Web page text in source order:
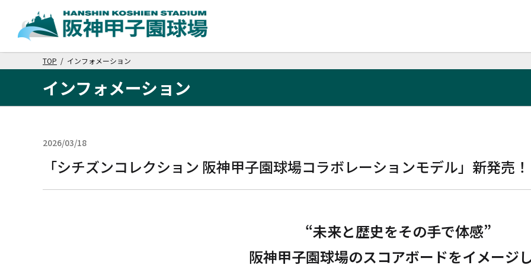
TOP / インフォメーション
インフォメーション
2026/03/18
「シチズンコレクション 阪神甲子園球場コラボレーションモデル」新発売！
“未来と歴史をその手で体感”
阪神甲子園球場のスコアボードをイメージ